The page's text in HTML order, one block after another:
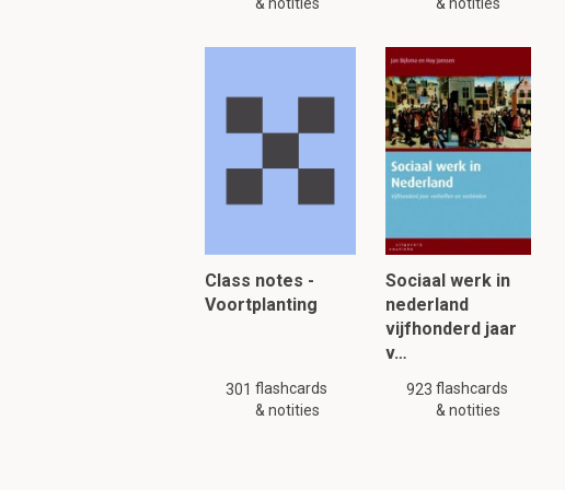
Class notes -
Voortplanting
301 flashcards
& notities
Sociaal werk in
nederland
vijfhonderd jaar
v…
923 flashcards
& notities